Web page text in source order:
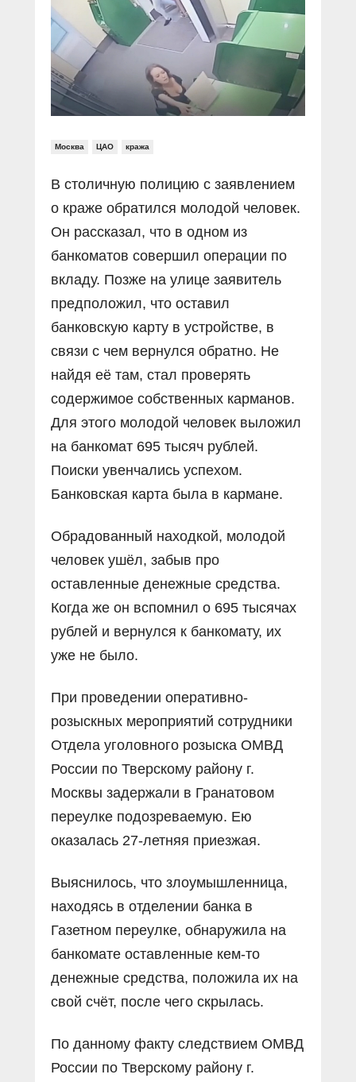
Социальные ролики
Документальные фильмы
Прямой разговор
В знании сила
Специальный репортаж
КиберПОСТОВОЙ
Газета «Щит и меч»
Журнал «Полиция России»
О ПОРТАЛЕ
Контакты
Вакансии
Москва ЦАО кража
В столичную полицию с заявлением
о краже обратился молодой человек.
Он рассказал, что в одном из
банкоматов совершил операции по
вкладу. Позже на улице заявитель
предположил, что оставил
банковскую карту в устройстве, в
связи с чем вернулся обратно. Не
найдя её там, стал проверять
содержимое собственных карманов.
Для этого молодой человек выложил
на банкомат 695 тысяч рублей.
Поиски увенчались успехом.
Банковская карта была в кармане.
Обрадованный находкой, молодой
человек ушёл, забыв про
оставленные денежные средства.
Когда же он вспомнил о 695 тысячах
рублей и вернулся к банкомату, их
уже не было.
При проведении оперативно-
розыскных мероприятий сотрудники
Отдела уголовного розыска ОМВД
России по Тверскому району г.
Москвы задержали в Гранатовом
переулке подозреваемую. Ею
оказалась 27-летняя приезжая.
Выяснилось, что злоумышленница,
находясь в отделении банка в
Газетном переулке, обнаружила на
банкомате оставленные кем-то
денежные средства, положила их на
свой счёт, после чего скрылась.
По данному факту следствием ОМВД
России по Тверскому району г.